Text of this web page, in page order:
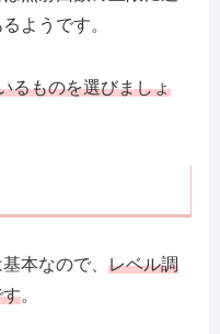
ようです。
るものを選びましょ
本なので、 レベル調
す。